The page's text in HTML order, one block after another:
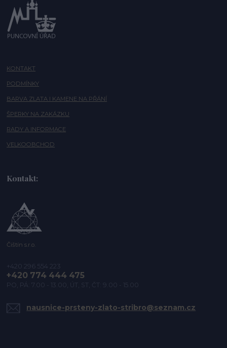
KONTAKT
PODMÍNKY
BARVA ZLATA I KAMENE NA PŘÁNÍ
ŠPERKY NA ZAKÁZKU
RADY A INFORMACE
VELKOOBCHOD
Kontakt:
Čištín s.r.o.
+420 296 554 223
+420 774 444 475
PO, PÁ: 7.00 - 13.00, ÚT, ST, ČT: 9.00 - 15.00
nausnice-prsteny-zlato-stribro@seznam.cz